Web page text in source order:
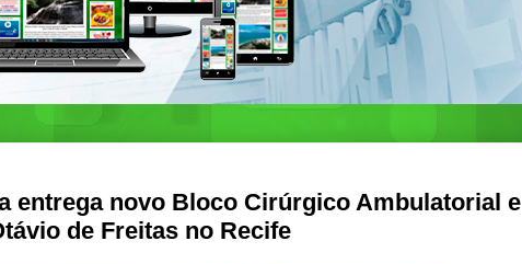
entrega novo Bloco Cirúrgico Ambulatorial e
de Freitas no Recife